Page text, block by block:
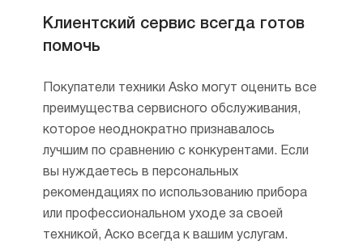
Клиентский сервис всегда готов
помочь
Покупатели техники Asko могут оценить все
преимущества сервисного обслуживания,
которое неоднократно признавалось
лучшим по сравнению с конкурентами. Если
вы нуждаетесь в персональных
рекомендациях по использованию прибора
или профессиональном уходе за своей
техникой, Аско всегда к вашим услугам.